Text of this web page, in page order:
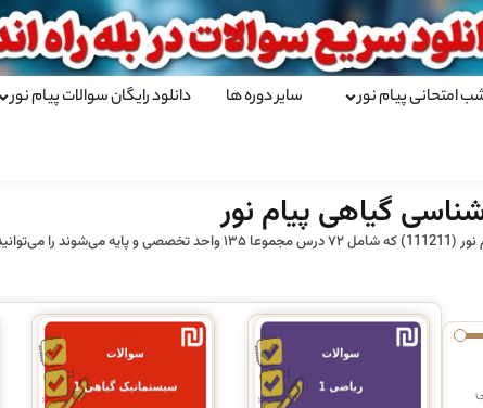
امتحانی پیام نور سایر دوره ها
دانلود رایگان سوالات پیام نور
گیاهی پیام نور
دانلود کنید.